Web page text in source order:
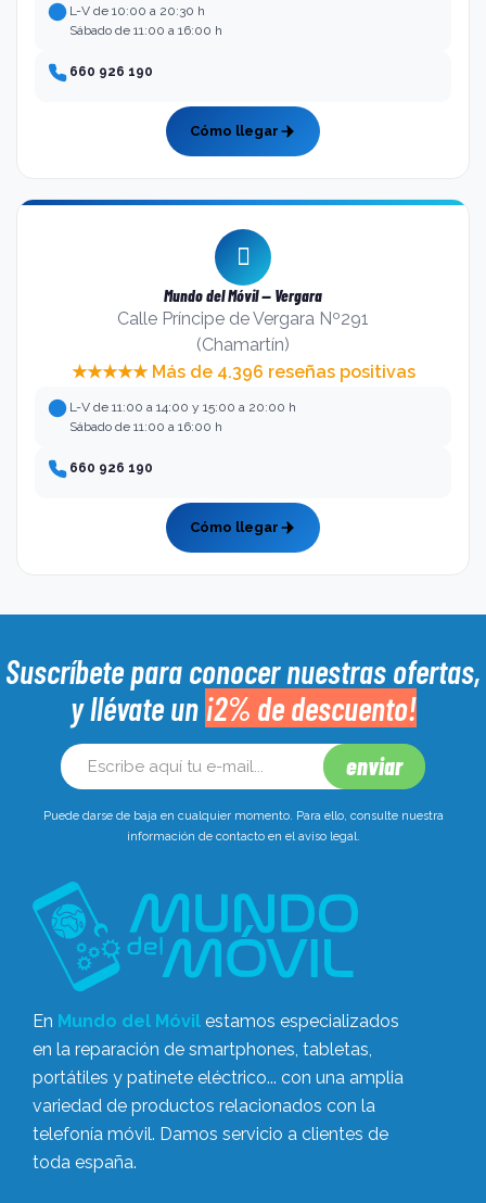
L-V de 10:00 a 20:30 h
Sábado de 11:00 a 16:00 h
660 926 190
Cómo llegar
Mundo del Móvil — Vergara
Calle Príncipe de Vergara Nº291
(Chamartín)
★★★★★ Más de 4.396 reseñas positivas
L-V de 11:00 a 14:00 y 15:00 a 20:00 h
Sábado de 11:00 a 16:00 h
660 926 190
Cómo llegar
Suscríbete para conocer nuestras ofertas,
y llévate un ¡2% de descuento!
Puede darse de baja en cualquier momento. Para ello, consulte nuestra
información de contacto en el aviso legal.
En Mundo del Móvil estamos especializados
en la reparación de smartphones, tabletas,
portátiles y patinete eléctrico... con una amplia
variedad de productos relacionados con la
telefonía móvil. Damos servicio a clientes de
toda españa.